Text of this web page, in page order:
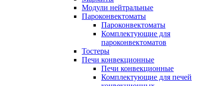
Модули нейтральные
Пароконвектоматы
Пароконвектоматы
Комплектующие для
пароконвектоматов
Тостеры
Печи конвекционные
Печи конвекционные
Комплектующие для печей